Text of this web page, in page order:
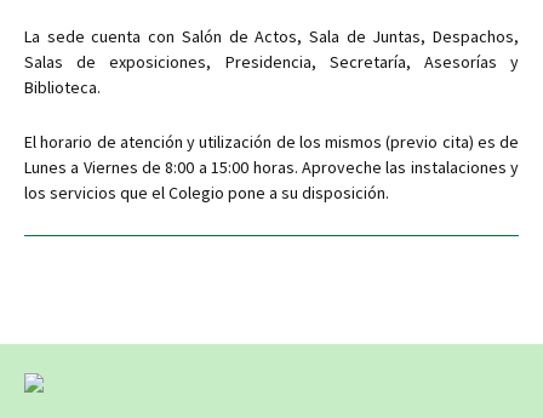
La sede cuenta con Salón de Actos, Sala de Juntas, Despachos,
Salas de exposiciones, Presidencia, Secretaría, Asesorías y
Biblioteca.
El horario de atención y utilización de los mismos (previo cita) es de
Lunes a Viernes de 8:00 a 15:00 horas. Aproveche las instalaciones y
los servicios que el Colegio pone a su disposición.